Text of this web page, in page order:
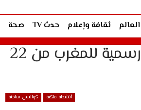
ثقافة وإعلام حدث TV صحة
العاهل الأردني الملك عبد الله الثاني يقوم بزيارة رسمية للمغرب من 22
أنشطة ملكية كواليس ساخنة